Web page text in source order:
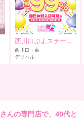
谷店西川口ぷよステーショ
西川口・蕨
デリヘル
んの専門店で、40代と